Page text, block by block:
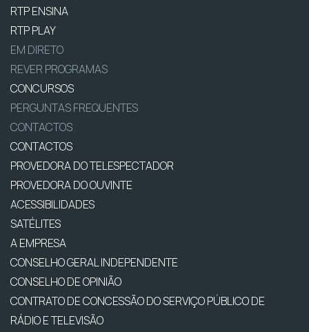
RTP ENSINA
RTP PLAY
EM DIRETO
REVER PROGRAMAS
CONCURSOS
PERGUNTAS FREQUENTES
CONTACTOS
CONTACTOS
PROVEDORA DO TELESPECTADOR
PROVEDORA DO OUVINTE
ACESSIBILIDADES
SATÉLITES
A EMPRESA
CONSELHO GERAL INDEPENDENTE
CONSELHO DE OPINIÃO
CONTRATO DE CONCESSÃO DO SERVIÇO PÚBLICO DE
RÁDIO E TELEVISÃO